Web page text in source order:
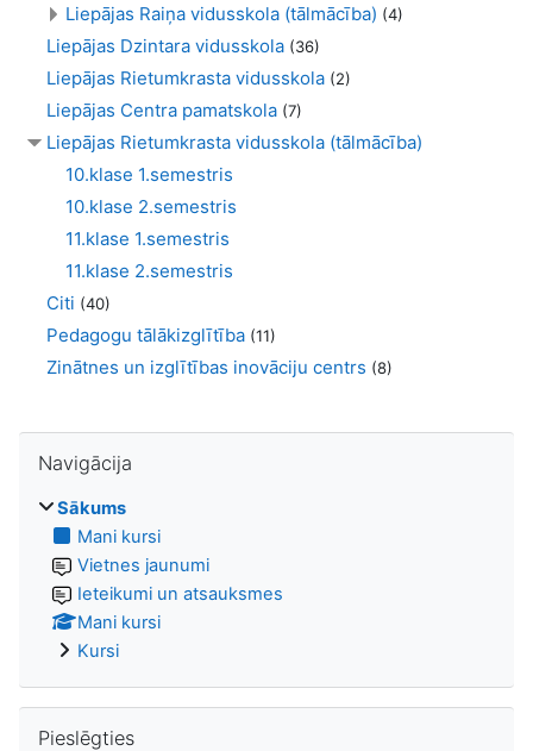
Liepājas Raiņa vidusskola (tālmācība) (4)
Liepājas Dzintara vidusskola (36)
Liepājas Rietumkrasta vidusskola (2)
Liepājas Centra pamatskola (7)
Liepājas Rietumkrasta vidusskola (tālmācība)
10.klase 1.semestris
10.klase 2.semestris
11.klase 1.semestris
11.klase 2.semestris
Citi (40)
Pedagogu tālākizglītība (11)
Zinātnes un izglītības inovāciju centrs (8)
Navigācija
Sākums
Mani kursi
Vietnes jaunumi
Ieteikumi un atsauksmes
Mani kursi
Kursi
Pieslēgties